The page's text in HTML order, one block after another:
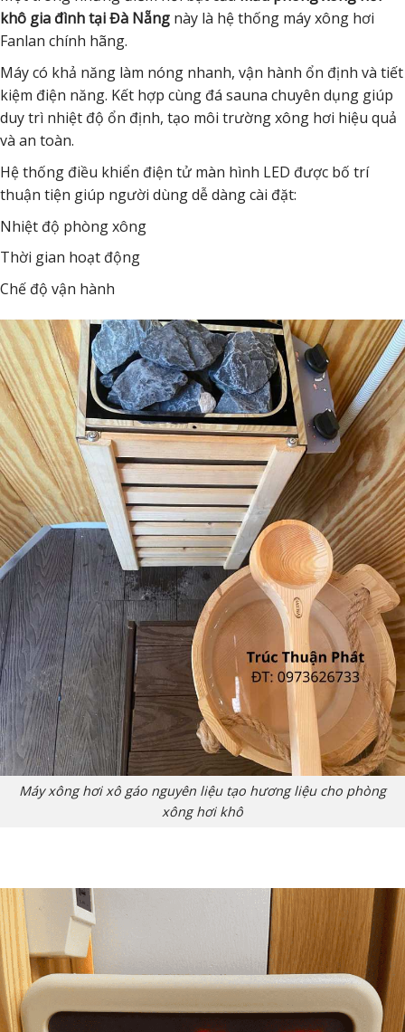
khô gia đình tại Đà Nẵng này là hệ thống máy xông hơi
Fanlan chính hãng.
Máy có khả năng làm nóng nhanh, vận hành ổn định và tiết
kiệm điện năng. Kết hợp cùng đá sauna chuyên dụng giúp
duy trì nhiệt độ ổn định, tạo môi trường xông hơi hiệu quả
và an toàn.
Hệ thống điều khiển điện tử màn hình LED được bố trí
thuận tiện giúp người dùng dễ dàng cài đặt:
Nhiệt độ phòng xông
Thời gian hoạt động
Chế độ vận hành
Máy xông hơi xô gáo nguyên liệu tạo hương liệu cho phòng
xông hơi khô